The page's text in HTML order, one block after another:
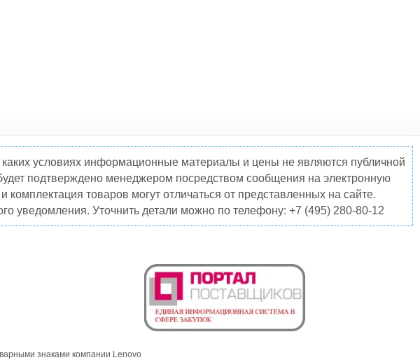
условиях информационные материалы и цены не являются публичной
подтверждено менеджером посредством сообщения на электронную
товаров могут отличаться от представленных на сайте.
уведомления. Уточнить детали можно по телефону: +7 (495) 280-80-12
знаками компании Lenovo